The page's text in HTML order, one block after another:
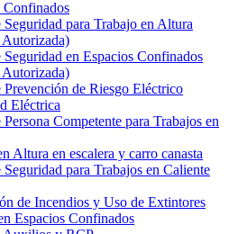
Confinados
Seguridad para Trabajo en Altura
Autorizada)
Seguridad en Espacios Confinados
Autorizada)
Prevención de Riesgo Eléctrico
Eléctrica
Competente para Trabajos en
Altura en escalera y carro canasta
Seguridad para Trabajos en Caliente
de Incendios y Uso de Extintores
Espacios Confinados